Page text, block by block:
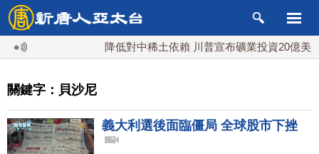
降低對中稀土依賴 川普宣布礦業投資20億美元
關鍵字：貝沙尼
義大利選後面臨僵局 全球股市下挫